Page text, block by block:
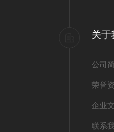
关于
公司
荣誉
企业
联系